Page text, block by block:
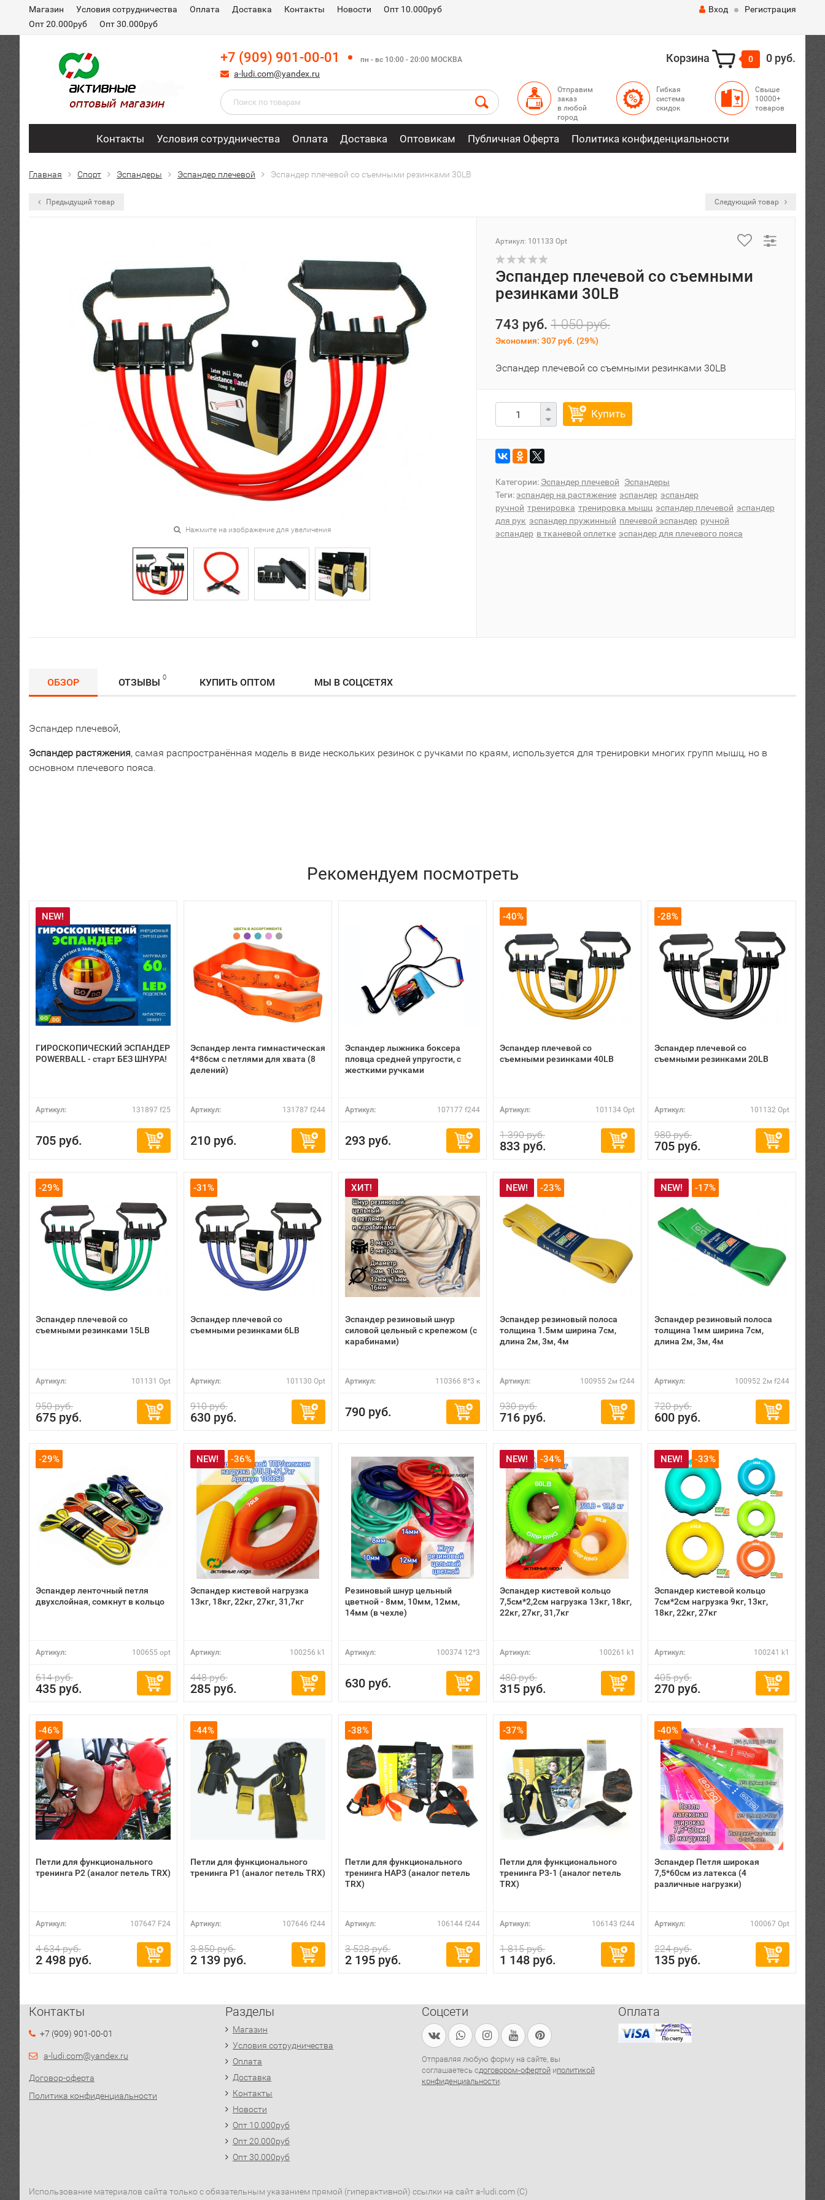
Магазин Условия сотрудничества Оплата Доставка Контакты Новости
Опт 10.000руб
Опт 20.000руб
Опт 30.000руб
Вход Регистрация
+7 (909) 901-00-01 пн - вс 10:00 - 20:00 МОСКВА
a-ludi.com@yandex.ru
Корзина 0 0 руб.
Отправим
заказ
в любой
город
Гибкая
система
скидок
Свыше
10000+
товаров
Контакты Условия сотрудничества Оплата Доставка Оптовикам Публичная Оферта Политика конфиденциальности
Главная Спорт Эспандеры Эспандер плечевой Эспандер плечевой со съемными резинками 30LB
Предыдущий товар Следующий товар
Нажмите на изображение для увеличения
Артикул: 101133 Opt
Эспандер плечевой со съемными
резинками 30LB
743 руб. 1 050 руб.
Экономия: 307 руб. (29%)
Эспандер плечевой со съемными резинками 30LB
Купить
Категории: Эспандер плечевой
Эспандеры
Теги: эспандер на растяжение эспандер эспандер
ручной тренировка тренировка мышц эспандер плечевой эспандер
для рук эспандер пружинный плечевой эспандер ручной
эспандер в тканевой оплетке эспандер для плечевого пояса
ОБЗОР ОТЗЫВЫ 0 КУПИТЬ ОПТОМ МЫ В СОЦСЕТЯХ
Эспандер плечевой,
Эспандер растяжения, самая распространённая модель в виде нескольких резинок с ручками по краям, используется для тренировки многих групп мышц, но в
основном плечевого пояса.
Рекомендуем посмотреть
NEW!
ГИРОСКОПИЧЕСКИЙ ЭСПАНДЕР
POWERBALL - старт БЕЗ ШНУРА!
Артикул: 131897 f25
705 руб.
Эспандер лента гимнастическая
4*86см с петлями для хвата (8
делений)
Артикул: 131787 f244
210 руб.
Эспандер лыжника боксера
пловца средней упругости, с
жесткими ручками
Артикул: 107177 f244
293 руб.
-40%
Эспандер плечевой со
съемными резинками 40LB
Артикул: 101134 Opt
1 390 руб.
833 руб.
-28%
Эспандер плечевой со
съемными резинками 20LB
Артикул: 101132 Opt
980 руб.
705 руб.
-29%
Эспандер плечевой со
съемными резинками 15LB
Артикул: 101131 Opt
950 руб.
675 руб.
-31%
Эспандер плечевой со
съемными резинками 6LB
Артикул: 101130 Opt
910 руб.
630 руб.
ХИТ!
Эспандер резиновый шнур
силовой цельный с крепежом (с
карабинами)
Артикул: 110366 8*3 к
790 руб.
NEW! -23%
Эспандер резиновый полоса
толщина 1.5мм ширина 7см,
длина 2м, 3м, 4м
Артикул: 100955 2м f244
930 руб.
716 руб.
NEW! -17%
Эспандер резиновый полоса
толщина 1мм ширина 7см,
длина 2м, 3м, 4м
Артикул: 100952 2м f244
720 руб.
600 руб.
-29%
Эспандер ленточный петля
двухслойная, сомкнут в кольцо
Артикул: 100655 opt
614 руб.
435 руб.
NEW! -36%
Эспандер кистевой нагрузка
13кг, 18кг, 22кг, 27кг, 31,7кг
Артикул: 100256 k1
448 руб.
285 руб.
Резиновый шнур цельный
цветной - 8мм, 10мм, 12мм,
14мм (в чехле)
Артикул: 100374 12*3
630 руб.
NEW! -34%
Эспандер кистевой кольцо
7,5см*2,2см нагрузка 13кг, 18кг,
22кг, 27кг, 31,7кг
Артикул: 100261 k1
480 руб.
315 руб.
NEW! -33%
Эспандер кистевой кольцо
7см*2см нагрузка 9кг, 13кг,
18кг, 22кг, 27кг
Артикул: 100241 k1
405 руб.
270 руб.
-46%
Петли для функционального
тренинга P2 (аналог петель TRX)
Артикул: 107647 F24
4 634 руб.
2 498 руб.
-44%
Петли для функционального
тренинга P1 (аналог петель TRX)
Артикул: 107646 f244
3 850 руб.
2 139 руб.
-38%
Петли для функционального
тренинга HAP3 (аналог петель
TRX)
Артикул: 106144 f244
3 528 руб.
2 195 руб.
-37%
Петли для функционального
тренинга P3-1 (аналог петель
TRX)
Артикул: 106143 f244
1 815 руб.
1 148 руб.
-40%
Эспандер Петля широкая
7,5*60см из латекса (4
различные нагрузки)
Артикул: 100067 Opt
224 руб.
135 руб.
Контакты
+7 (909) 901-00-01
a-ludi.com@yandex.ru
Договор-оферта
Политика конфиденциальности
Разделы
Магазин
Условия сотрудничества
Оплата
Доставка
Контакты
Новости
Опт 10.000руб
Опт 20.000руб
Опт 30.000руб
Соцсети
Отправляя любую форму на сайте, вы
соглашаетесь сдоговором-офертой иполитикой
конфиденциальности.
Оплата
Использование материалов сайта только с обязательным указанием прямой (гиперактивной) ссылки на сайт a-ludi.com (C)